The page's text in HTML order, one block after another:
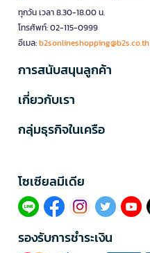
ทุกวัน เวลา 8.30-18.00 น.
โทรศัพท์: 02-115-0999
อีเมล:b2sonlineshopping@b2s.co.th
การสนับสนุนลูกค้า
เกี่ยวกับเรา
กลุ่มธุรกิจในเครือ
โซเซียลมีเดีย​
รองรับการชำระเงิน